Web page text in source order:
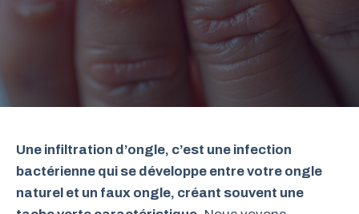
Une infiltration d’ongle, c’est une infection
bactérienne qui se développe entre votre ongle
naturel et un faux ongle, créant souvent une